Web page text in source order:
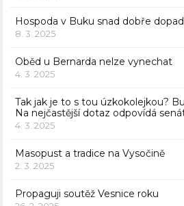
Hospoda v Buku snad dobře
8. 3. 2025
Oběd u Bernarda nelze vynechat
4. 3. 2025
Tak jak je to s tou úzkokolejkou?
Na nejčastější dotaz odpovídá
4. 3. 2025
Masopust a tradice na Vysočině
2. 3. 2025
Propaguji soutěž Vesnice roku